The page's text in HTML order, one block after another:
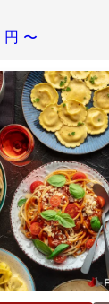
円 〜